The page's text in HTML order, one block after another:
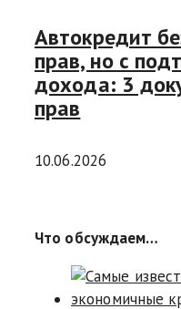
Автокредит
прав, но с
дохода: 3
прав
10.06.2026
Что обсуждаем…